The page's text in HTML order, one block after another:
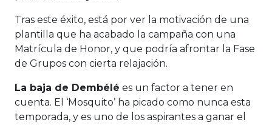
Tras este éxito, está por ver la motivación de una
plantilla que ha acabado la campaña con una
Matrícula de Honor, y que podría afrontar la Fase
de Grupos con cierta relajación.
La baja de Dembélé es un factor a tener en
cuenta. El ‘Mosquito’ ha picado como nunca esta
temporada, y es uno de los aspirantes a ganar el